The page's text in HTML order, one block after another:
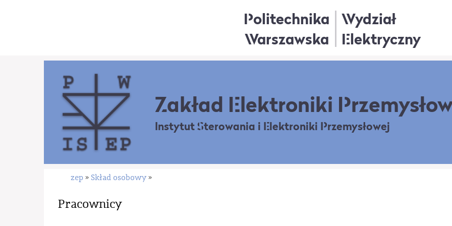
Politechnika
Warszawska
Wydział
Elektryczny
Zakład Elektroniki
Instytut Sterowania i Elektroniki Przemysłowej
zep » Skład osobowy »
Pracownicy